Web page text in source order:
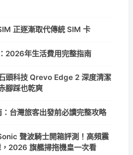
正逐漸取代傳統 SIM 卡
2026年生活費用完整指南
頭科技 Qrevo Edge 2 深度清潔
腳踩也乾爽
台灣旅客出發前必讀完整攻略
聲波騎士開箱評測！高頻震
2026 旗艦掃拖機皇一次看